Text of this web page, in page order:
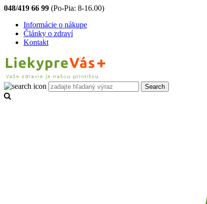
048/419 66 99 (Po-Pia: 8-16.00)
Informácie o nákupe
Články o zdraví
Kontakt